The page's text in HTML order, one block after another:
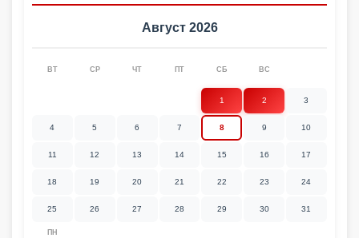
Август 2026
ПН
ВТ СР ЧТ ПТ СБ ВС
1 2 3
4 5 6 7 8 9 10
11 12 13 14 15 16 17
18 19 20 21 22 23 24
25 26 27 28 29 30 31